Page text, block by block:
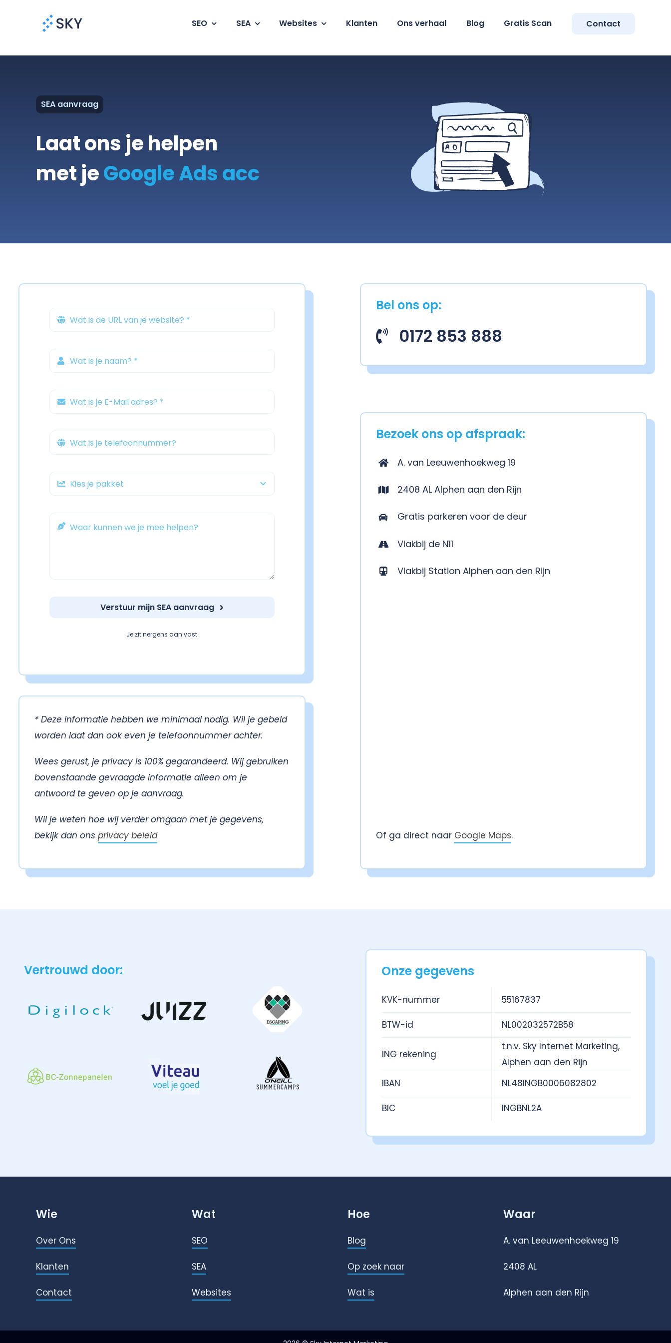
SEO SEA Websites Klanten Ons verhaal Blog Gratis Scan Contact
SEA aanvraag
Laat ons je helpen
met je
Verstuur mijn SEA aanvraag
Je zit nergens aan vast
* Deze informatie hebben we minimaal nodig. Wil je gebeld
worden laat dan ook even je telefoonnummer achter.
Wees gerust, je privacy is 100% gegarandeerd. Wij gebruiken
bovenstaande gevraagde informatie alleen om je
antwoord te geven op je aanvraag.
Wil je weten hoe wij verder omgaan met je gegevens,
bekijk dan ons privacy beleid
Bel ons op:
0172 853 888
Bezoek ons op afspraak:
A. van Leeuwenhoekweg 19
2408 AL Alphen aan den Rijn
Gratis parkeren voor de deur
Vlakbij de N11
Vlakbij Station Alphen aan den Rijn
Of ga direct naar Google Maps.
Vertrouwd door: Onze gegevens
KVK-nummer 55167837
BTW-id NL002032572B58
ING rekening
t.n.v. Sky Internet Marketing,
Alphen aan den Rijn
IBAN
NL48INGB0006082802
BIC INGBNL2A
Wie
Over Ons
Klanten
Contact
Wat
SEO
SEA
Websites
Hoe
Blog
Op zoek naar
Wat is
Waar
A. van Leeuwenhoekweg 19
2408 AL
Alphen aan den Rijn